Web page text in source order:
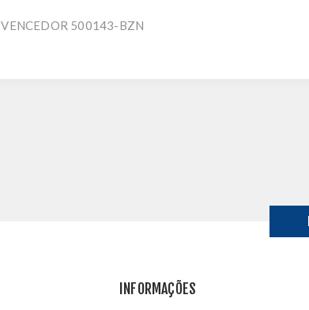
VENCEDOR 500143-BZN
INFORMAÇÕES